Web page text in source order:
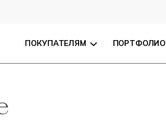
ПОКУПАТЕЛЯМ ПОРТФОЛИО